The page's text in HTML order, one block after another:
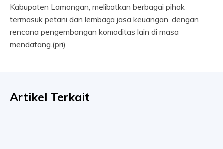
Kabupaten Lamongan, melibatkan berbagai pihak
termasuk petani dan lembaga jasa keuangan, dengan
rencana pengembangan komoditas lain di masa
mendatang.(pri)
Artikel Terkait